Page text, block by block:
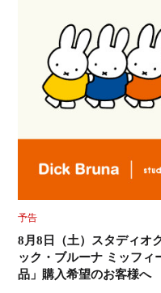
予告
8月8日（土）スタディオ
ック・ブルーナ ミッフィ
品」購入希望のお客様へ